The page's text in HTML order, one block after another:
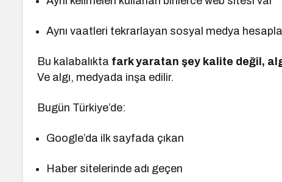
Aynı vaatleri tekrarlayan sosyal medya
Bu kalabalıkta fark yaratan şey kalite değil,
Ve algı, medyada inşa edilir.
Bugün Türkiye’de:
Google’da ilk sayfada çıkan
Haber sitelerinde adı geçen